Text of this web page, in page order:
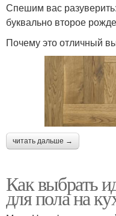
Спешим вас
буквально второе
Почему это отличный
читать дальше →
Как выбрать
для пола на